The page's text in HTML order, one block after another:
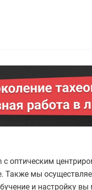
оптическим
мы
и настройку